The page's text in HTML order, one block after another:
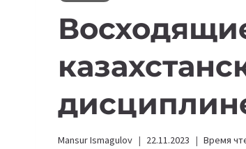
Mansur Ismagulov 22.11.2023 Время